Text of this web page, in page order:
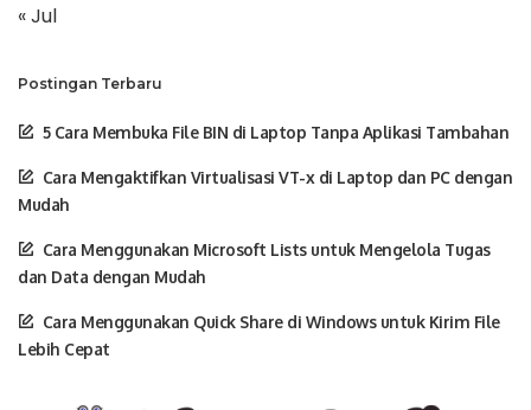
« Jul
Postingan Terbaru
5 Cara Membuka File BIN di Laptop Tanpa Aplikasi Tambahan
Cara Mengaktifkan Virtualisasi VT-x di Laptop dan PC dengan
Mudah
Cara Menggunakan Microsoft Lists untuk Mengelola Tugas
dan Data dengan Mudah
Cara Menggunakan Quick Share di Windows untuk Kirim File
Lebih Cepat